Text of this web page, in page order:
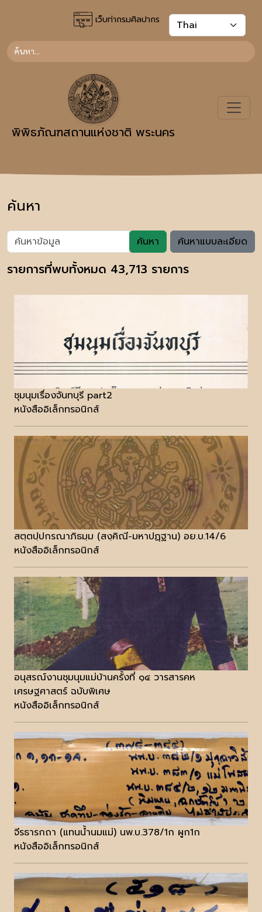
เว็บท่ากรมศิลปากร
พิพิธภัณฑสถานแห่งชาติ พระนคร
ค้นหา
ค้นหา ค้นหาแบบละเอียด
รายการที่พบทั้งหมด 43,713 รายการ
ชุมนุมเรื่องจันทบุรี part2
หนังสืออิเล็กทรอนิกส์
สตฺตปฺปกรณาภิธมฺม (สงฺคิณี-มหาปฏฺฐาน) อย.บ.14/6
หนังสืออิเล็กทรอนิกส์
อนุสรณ์งานชุมนุมแม่บ้านครั้งที่ ๑๔ วารสารคห
เศรษฐศาสตร์ ฉบับพิเศษ
หนังสืออิเล็กทรอนิกส์
จีรธารกถา (แทนน้ำนมแม่) นพ.บ.378/1ก ผูก1ก
หนังสืออิเล็กทรอนิกส์